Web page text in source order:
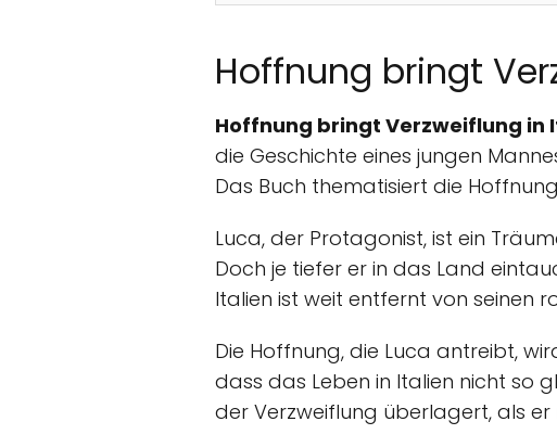
Hoffnung bringt
Hoffnung bringt Verzweiflung in
die Geschichte eines jungen
Das Buch thematisiert die
Luca, der Protagonist, ist ein
Doch je tiefer er in das Land
Italien ist weit entfernt von seinen
Die Hoffnung, die Luca antreibt,
dass das Leben in Italien nicht so
der Verzweiflung überlagert, als